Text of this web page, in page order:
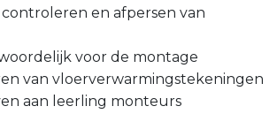
en afpersen van
voor de montage
van vloerverwarmingstekeningen
aan leerling monteurs